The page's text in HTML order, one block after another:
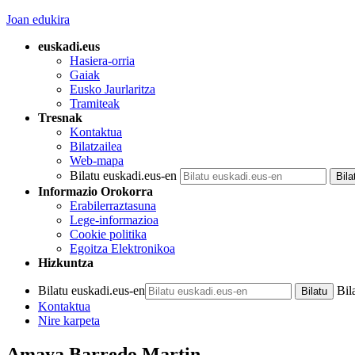
Joan edukira
euskadi.eus
Hasiera-orria
Gaiak
Eusko Jaurlaritza
Tramiteak
Tresnak
Kontaktua
Bilatzailea
Web-mapa
Bilatu euskadi.eus-en
Informazio Orokorra
Erabilerraztasuna
Lege-informazioa
Cookie politika
Egoitza Elektronikoa
Hizkuntza
Bilatu euskadi.eus-en
Kontaktua
Nire karpeta